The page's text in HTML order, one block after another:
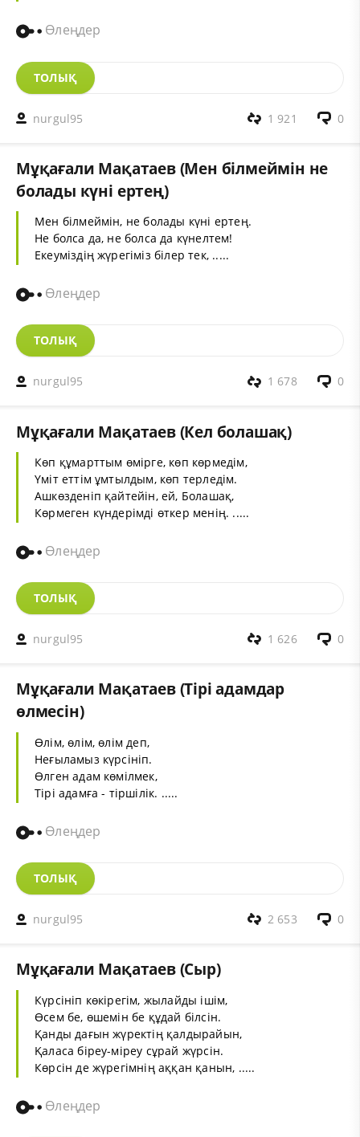
Өлеңдер
ТОЛЫҚ
nurgul95 0
1 921
Мұқағали Мақатаев (Мен білмеймін нe
болады күні ертең)
Мен білмеймін, нe болады күні ертең.
He болса да, не болса да күнелтем!
Екеуміздің жүрегіміз білер тек, .....
Өлеңдер
ТОЛЫҚ
nurgul95 0
1 678
Мұқағали Мақатаев (Кел болашақ)
Көп құмарттым өмірге, көп көрмедім,
Үміт еттім ұмтылдым, көп терледім.
Ашкөзденіп қайтейін, ей, Болашақ,
Көрмеген күндерімді өткер менің. .....
Өлеңдер
ТОЛЫҚ
nurgul95 0
1 626
Мұқағали Мақатаев (Тірі адамдар
өлмесін)
Өлім, өлім, өлім деп,
Неғыламыз күрсініп.
Өлген адам көмілмек,
Тірі адамға - тіршілік. .....
Өлеңдер
ТОЛЫҚ
nurgul95 0
2 653
Мұқағали Мақатаев (Сыр)
Күрсініп көкірегім, жылайды ішім,
Өсем бе, өшемін бе құдай білсін.
Қанды дағын жүректің қалдырайын,
Қаласа біреу-міреу сұрай жүрсін.
Көрсін де жүрегімнің аққан қанын, .....
Өлеңдер